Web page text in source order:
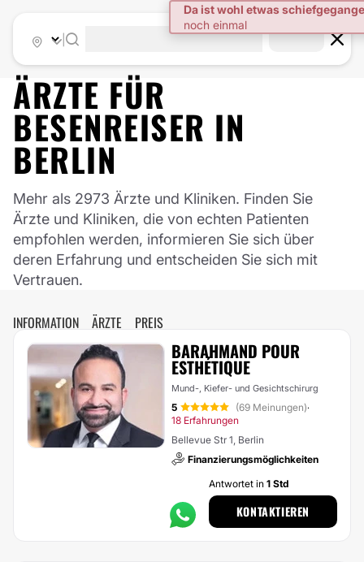
ÄRZTE FÜR
BESENREISER IN
BERLIN
Mehr als 2973 Ärzte und Kliniken. Finden Sie
Ärzte und Kliniken, die von echten Patienten
empfohlen werden, informieren Sie sich über
deren Erfahrung und entscheiden Sie sich mit
Vertrauen.
INFORMATION ÄRZTE PREIS
BARAHMAND POUR
ESTHÉTIQUE
Mund-, Kiefer- und Gesichtschirurg
5 (69 Meinungen)·
18 Erfahrungen
Bellevue Str 1, Berlin
Finanzierungsmöglichkeiten
Antwortet in 1 Std
KONTAKTIEREN